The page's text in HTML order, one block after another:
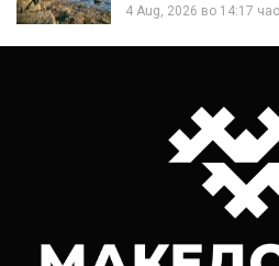
4 Aug, 2026 во 14:17